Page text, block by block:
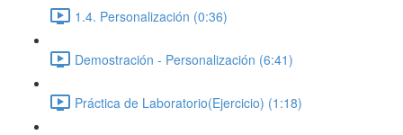
1.4. Personalización (0:36)
Demostración - Personalización (6:41)
Práctica de Laboratorio(Ejercicio) (1:18)